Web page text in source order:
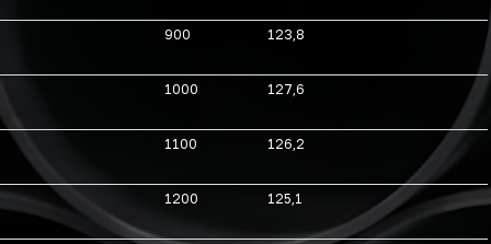
900 123,8
1000 127,6
1100 126,2
1200 125,1